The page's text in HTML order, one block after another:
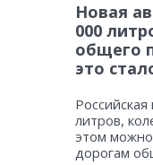
Новая
000
общего
это
литров,
этом
дорогам